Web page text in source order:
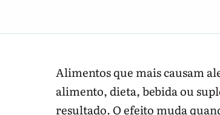
Alimentos que mais causam
alimento, dieta, bebida ou
resultado. O efeito muda